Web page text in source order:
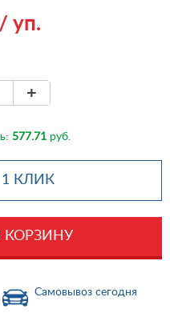
/ уп.
+
577.71руб.
КЛИК
КОРЗИНУ
Самовывоз сегодня